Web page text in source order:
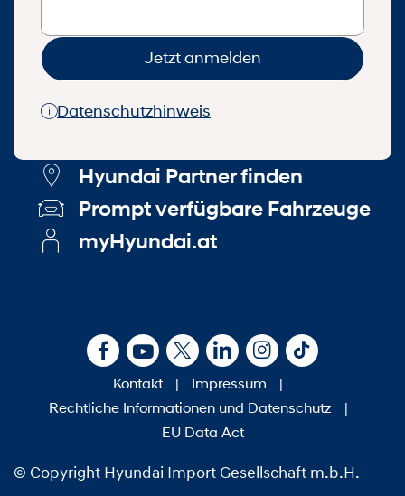
Jetzt anmelden
Datenschutzhinweis
Hyundai Partner finden
Prompt verfügbare Fahrzeuge
myHyundai.at
Kontakt | Impressum
|
Rechtliche Informationen und Datenschutz
|
EU Data Act
© Copyright Hyundai Import Gesellschaft m.b.H.